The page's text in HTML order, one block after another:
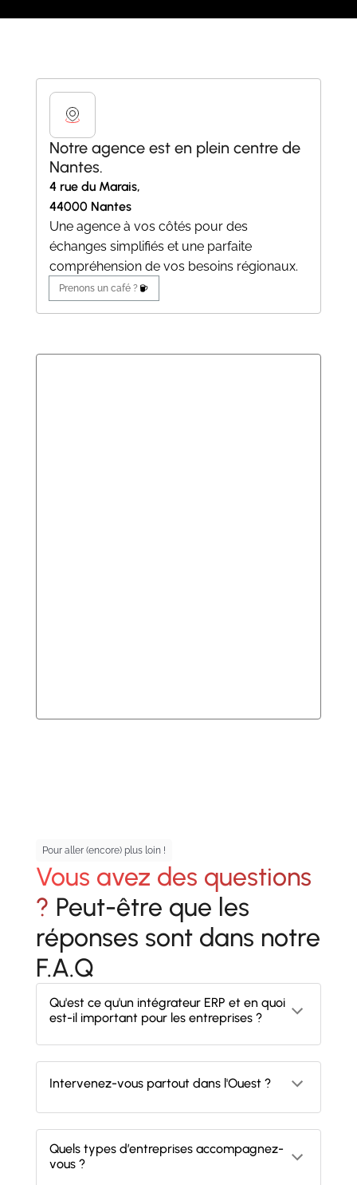
Notre agence est en plein centre de
Nantes.
4 rue du Marais,
44000 Nantes
Une agence à vos côtés pour des
échanges simplifiés et une parfaite
compréhension de vos besoins régionaux.
Prenons un café ?
Pour aller (encore) plus loin !
Vous avez des questions
? Peut-être que les
réponses sont dans notre
F.A.Q
Qu'est ce qu'un intégrateur ERP et en quoi
est-il important pour les entreprises ?
Un intégrateur ERP (Enterprise Resource
Planning ou PGI en français, Progiciel de
Gestion Intégré) est une entreprise
de ressources d'entreprise. Un intégrateur
ERP aide les entreprises à intégrer ces
Intervenez-vous partout dans l'Ouest ?
Oui, nos équipes se déplacent dans toute la
région pour accompagner votre projet. De
la Bretagne à la Vendée et même au-delà
nous sommes mobiles vous venir à votre
Quels types d’entreprises accompagnez-
vous ?